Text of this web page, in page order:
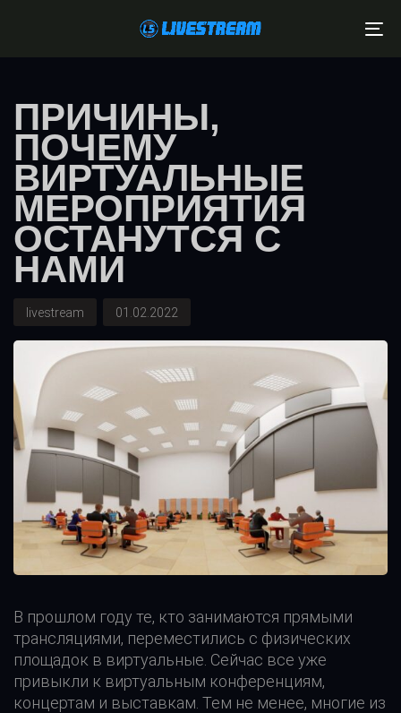
to
content
ПРИЧИНЫ,
ПОЧЕМУ
ВИРТУАЛЬНЫЕ
МЕРОПРИЯТИЯ
ОСТАНУТСЯ С
НАМИ
livestream 01.02.2022
В прошлом году те, кто занимаются прямыми
трансляциями, переместились с физических
площадок в виртуальные. Сейчас все уже
привыкли к виртуальным конференциям,
концертам и выставкам. Тем не менее, многие из